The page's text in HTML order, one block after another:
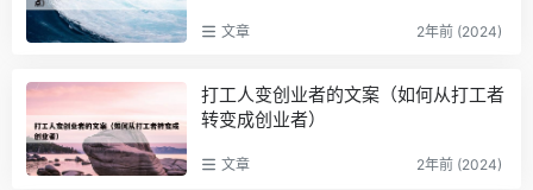
文章 2年前 (2024)
打工人变创业者的文案（如何从打工者
转变成创业者）
文章 2年前 (2024)